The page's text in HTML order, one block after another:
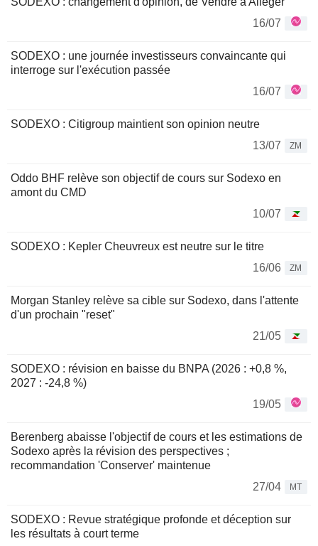
16/07
SODEXO : une journée investisseurs convaincante qui
interroge sur l'exécution passée
16/07
SODEXO : Citigroup maintient son opinion neutre
13/07
ZM
Oddo BHF relève son objectif de cours sur Sodexo en
amont du CMD
10/07
SODEXO : Kepler Cheuvreux est neutre sur le titre
16/06
ZM
Morgan Stanley relève sa cible sur Sodexo, dans l'attente
d'un prochain "reset"
21/05
SODEXO : révision en baisse du BNPA (2026 : +0,8 %,
2027 : -24,8 %)
19/05
Berenberg abaisse l'objectif de cours et les estimations de
Sodexo après la révision des perspectives ;
recommandation 'Conserver' maintenue
27/04
MT
SODEXO : Revue stratégique profonde et déception sur
les résultats à court terme